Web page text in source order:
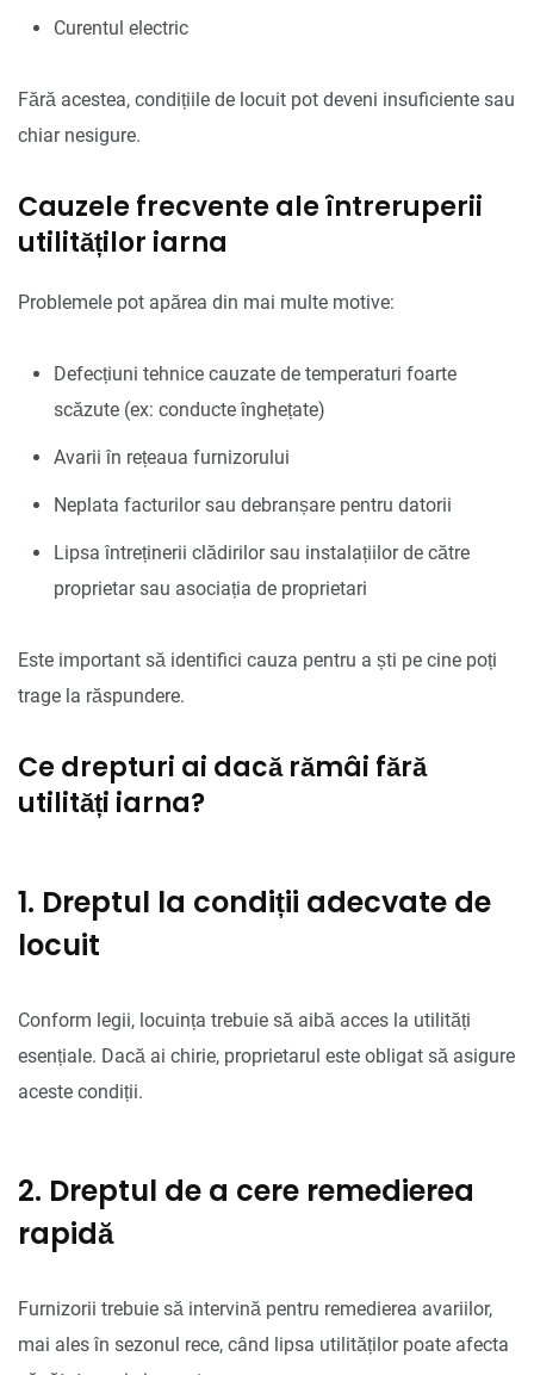
Curentul electric
Fără acestea, condițiile de locuit pot deveni insuficiente sau
chiar nesigure.
Cauzele frecvente ale întreruperii
utilităților iarna
Problemele pot apărea din mai multe motive:
Defecțiuni tehnice cauzate de temperaturi foarte
scăzute (ex: conducte înghețate)
Avarii în rețeaua furnizorului
Neplata facturilor sau debranșare pentru datorii
Lipsa întreținerii clădirilor sau instalațiilor de către
proprietar sau asociația de proprietari
Este important să identifici cauza pentru a ști pe cine poți
trage la răspundere.
Ce drepturi ai dacă rămâi fără
utilități iarna?
1. Dreptul la condiții adecvate de
locuit
Conform legii, locuința trebuie să aibă acces la utilități
esențiale. Dacă ai chirie, proprietarul este obligat să asigure
aceste condiții.
2. Dreptul de a cere remedierea
rapidă
Furnizorii trebuie să intervină pentru remedierea avariilor,
mai ales în sezonul rece, când lipsa utilităților poate afecta